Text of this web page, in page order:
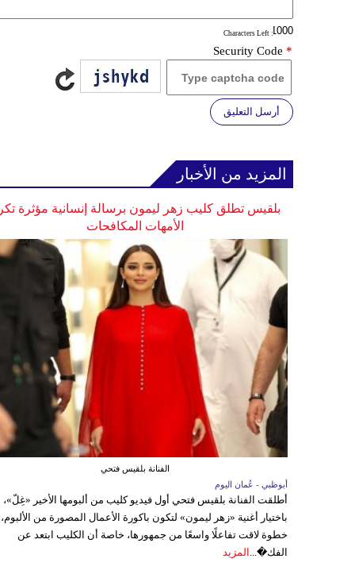
: Characters Left
Security Code *
أرسل التعليق
المزيد من الأخبار
بلقيس تطلق كليب زهر ليمون برسالة إنسانية مؤثرة
الأمهات المكافحات
الفنانة بلقيس فتحي
أبوظبي - عُمان اليوم
أطلقت الفنانة بلقيس فتحي أول فيديو كليب من ألبومها الأخير «غِلّ»،
باختيار أغنية «زهر ليمون» لتكون باكورة الأعمال المصورة من
خطوة لاقت تفاعلًا واسعًا من جمهورها، خاصة أن الكليب ابتعد عن
الفك�... المزيد